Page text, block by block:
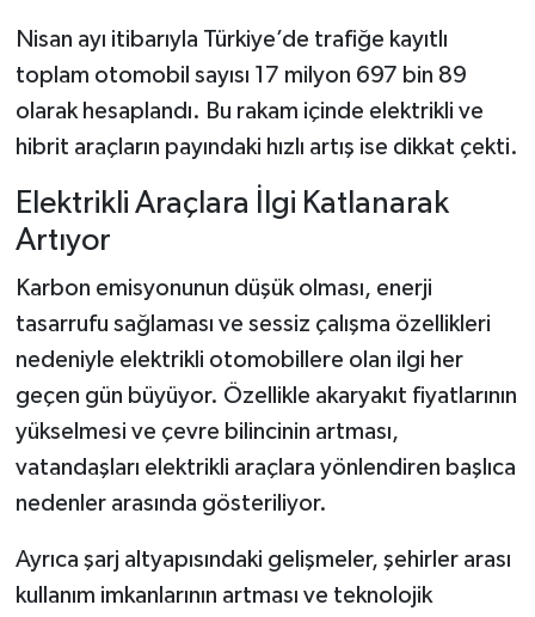
Nisan ayı itibarıyla Türkiye’de trafiğe kayıtlı
toplam otomobil sayısı 17 milyon 697 bin 89
olarak hesaplandı. Bu rakam içinde elektrikli ve
hibrit araçların payındaki hızlı artış ise dikkat çekti.
Elektrikli Araçlara İlgi Katlanarak
Artıyor
Karbon emisyonunun düşük olması, enerji
tasarrufu sağlaması ve sessiz çalışma özellikleri
nedeniyle elektrikli otomobillere olan ilgi her
geçen gün büyüyor. Özellikle akaryakıt fiyatlarının
yükselmesi ve çevre bilincinin artması,
vatandaşları elektrikli araçlara yönlendiren başlıca
nedenler arasında gösteriliyor.
Ayrıca şarj altyapısındaki gelişmeler, şehirler arası
kullanım imkanlarının artması ve teknolojik
Taşköprü Haberleri
Karadeniz Haberleri
Ulusal Haberler
Teknoloji Haberleri
Siyaset Haberleri
Dünya Haberleri
Yerel Haberler
Haber Arşivi